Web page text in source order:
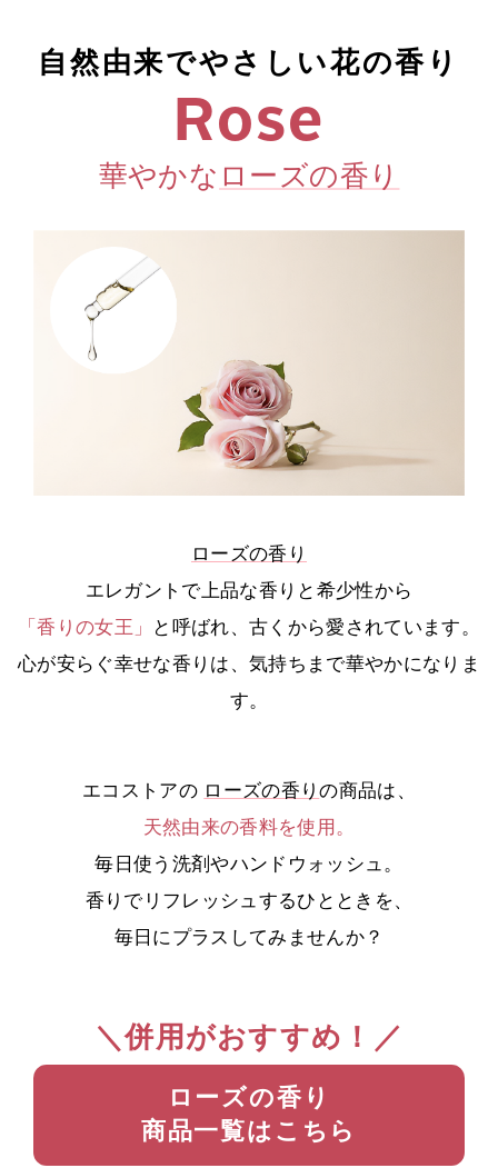
自然由来でやさしい花の香り
Rose
華やかな ローズの香り
ローズの香り
エレガントで上品な香りと希少性から
「香りの女王」
と呼ばれ、古くから愛されています。
心が安らぐ幸せな香りは、気持ちまで華やかになりま
す。
エコストアの ローズの香りの商品は、
天然由来の香料を使用。
毎日使う洗剤やハンドウォッシュ。
香りでリフレッシュするひとときを、
毎日にプラスしてみませんか？
＼併用がおすすめ！／
ローズの香り
商品一覧はこちら